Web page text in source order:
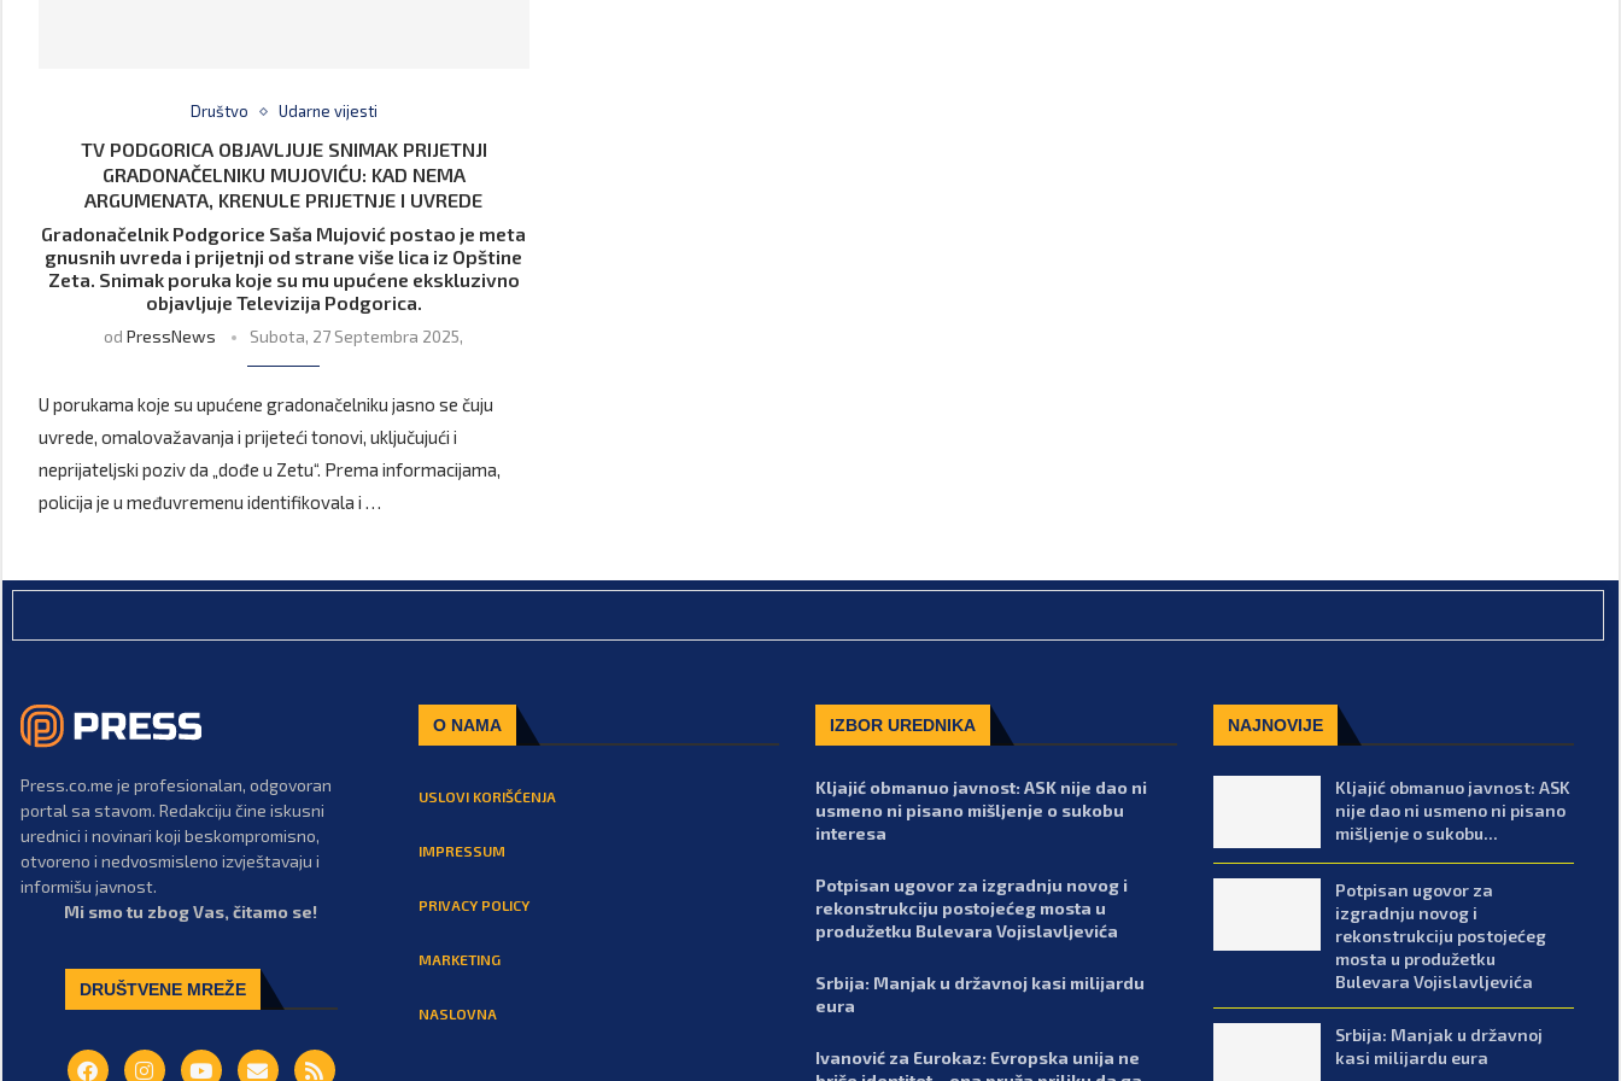
Društvo Udarne vijesti
TV PODGORICA OBJAVLJUJE SNIMAK PRIJETNJI
GRADONAČELNIKU MUJOVIĆU: KAD NEMA
ARGUMENATA, KRENULE PRIJETNJE I UVREDE
Gradonačelnik Podgorice Saša Mujović postao je meta
gnusnih uvreda i prijetnji od strane više lica iz Opštine
Zeta. Snimak poruka koje su mu upućene ekskluzivno
objavljuje Televizija Podgorica.
odPressNews Subota, 27 Septembra 2025,
U porukama koje su upućene gradonačelniku jasno se čuju
uvrede, omalovažavanja i prijeteći tonovi, uključujući i
neprijateljski poziv da „dođe u Zetu“. Prema informacijama,
policija je u međuvremenu identifikovala i …
Press.co.me je profesionalan, odgovoran
portal sa stavom. Redakciju čine iskusni
urednici i novinari koji beskompromisno,
otvoreno i nedvosmisleno izvještavaju i
informišu javnost.
Mi smo tu zbog Vas, čitamo se!
DRUŠTVENE MREŽE
O NAMA
USLOVI KORIŠĆENJA
IMPRESSUM
PRIVACY POLICY
MARKETING
NASLOVNA
IZBOR UREDNIKA
Kljajić obmanuo javnost: ASK nije dao ni
usmeno ni pisano mišljenje o sukobu
interesa
Potpisan ugovor za izgradnju novog i
rekonstrukciju postojećeg mosta u
produžetku Bulevara Vojislavljevića
Srbija: Manjak u državnoj kasi milijardu
eura
Ivanović za Eurokaz: Evropska unija ne
NAJNOVIJE
Kljajić obmanuo javnost: ASK
nije dao ni usmeno ni pisano
mišljenje o sukobu...
Potpisan ugovor za
izgradnju novog i
rekonstrukciju postojećeg
mosta u produžetku
Bulevara Vojislavljevića
Srbija: Manjak u državnoj
kasi milijardu eura